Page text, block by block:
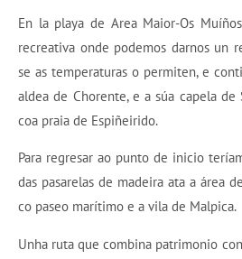
En la playa de Area Maior-Os
recreativa onde podemos darnos un
se as temperaturas o permiten, e
aldea de Chorente, e a súa capela de
coa praia de Espiñeirido.
Para regresar ao punto de inicio
das pasarelas de madeira ata a área
co paseo marítimo e a vila de Malpica.
Unha ruta que combina patrimonio